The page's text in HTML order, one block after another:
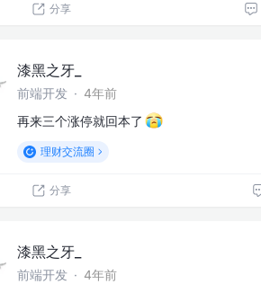
分享
漆黑之牙_
前端开发 · 4年前
再来三个涨停就回本了
理财交流圈
分享
漆黑之牙_
前端开发 · 4年前